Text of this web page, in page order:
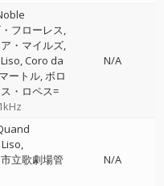
フローレス
・マイルズ
Coro da
ートル ボロ
・ロペス=
N/A
立歌劇場管
N/A